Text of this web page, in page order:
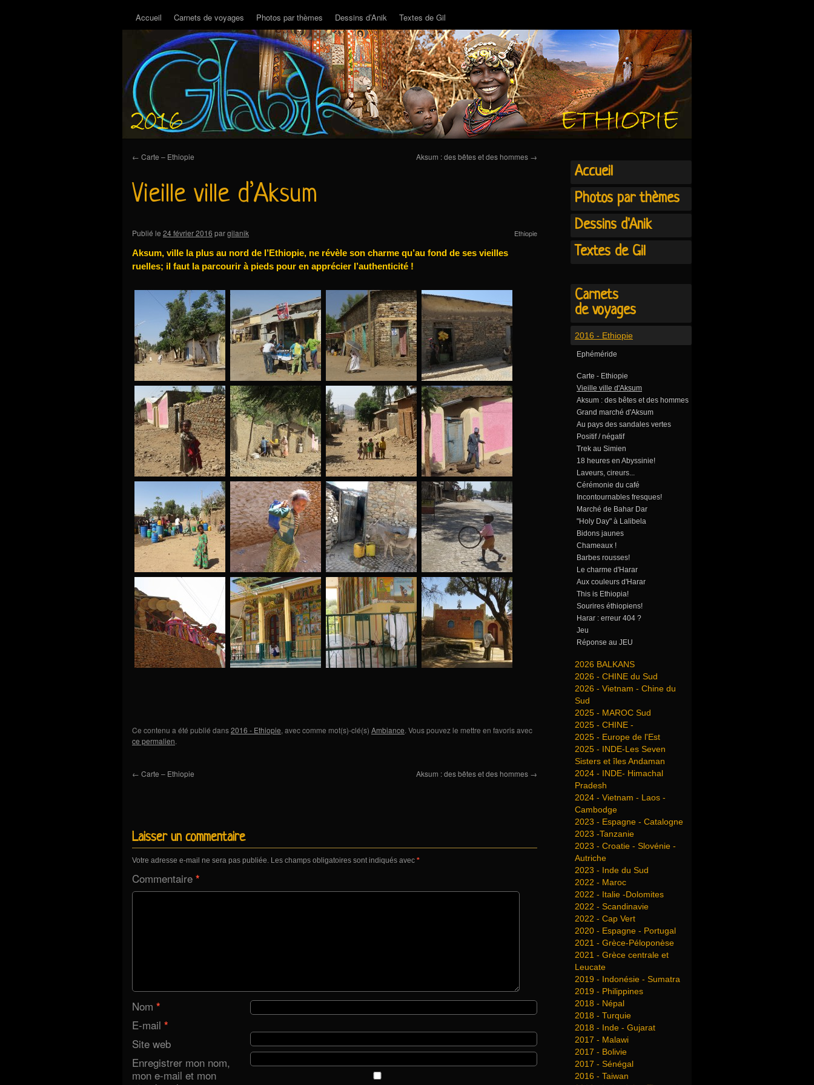
Accueil Carnets de voyages Photos par thèmes Dessins d’Anik Textes de Gil
← Carte – Ethiopie Aksum : des bêtes et des hommes →
Vieille ville d’Aksum
Publié le 24 février 2016 pargilanik Ethiopie
Aksum, ville la plus au nord de l’Ethiopie, ne révèle son charme qu’au fond de ses vieilles
ruelles; il faut la parcourir à pieds pour en apprécier l’authenticité !
Ce contenu a été publié dans2016 - Ethiopie, avec comme mot(s)-clé(s) Ambiance. Vous pouvez le mettre en favoris avec
ce permalien.
← Carte – Ethiopie Aksum : des bêtes et des hommes →
Laisser un commentaire
Votre adresse e-mail ne sera pas publiée. Les champs obligatoires sont indiqués avec *
Commentaire *
Nom *
E-mail *
Site web
Enregistrer mon nom,
mon e-mail et mon
Accueil
Photos par thèmes
Dessins d'Anik
Textes de Gil
Carnets
de voyages
2016 - Ethiopie
Ephéméride
Carte - Ethiopie
Vieille ville d'Aksum
Aksum : des bêtes et des hommes
Grand marché d'Aksum
Au pays des sandales vertes
Positif / négatif
Trek au Simien
18 heures en Abyssinie!
Laveurs, cireurs...
Cérémonie du café
Incontournables fresques!
Marché de Bahar Dar
"Holy Day" à Lalibela
Bidons jaunes
Chameaux !
Barbes rousses!
Le charme d'Harar
Aux couleurs d'Harar
This is Ethiopia!
Sourires éthiopiens!
Harar : erreur 404 ?
Jeu
Réponse au JEU
2026 BALKANS
2026 - CHINE du Sud
2026 - Vietnam - Chine du
Sud
2025 - MAROC Sud
2025 - CHINE -
2025 - Europe de l'Est
2025 - INDE-Les Seven
Sisters et îles Andaman
2024 - INDE- Himachal
Pradesh
2024 - Vietnam - Laos -
Cambodge
2023 - Espagne - Catalogne
2023 -Tanzanie
2023 - Croatie - Slovénie -
Autriche
2023 - Inde du Sud
2022 - Maroc
2022 - Italie -Dolomites
2022 - Scandinavie
2022 - Cap Vert
2020 - Espagne - Portugal
2021 - Grèce-Péloponèse
2021 - Grèce centrale et
Leucate
2019 - Indonésie - Sumatra
2019 - Philippines
2018 - Népal
2018 - Turquie
2018 - Inde - Gujarat
2017 - Malawi
2017 - Bolivie
2017 - Sénégal
2016 - Taiwan